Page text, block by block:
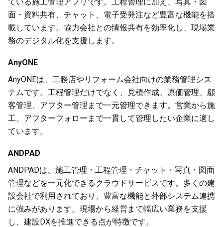
面・資料共有、チャット、電子受発注など豊富な機能を搭
載しています。協力会社との情報共有を効率化し、現場業
務のデジタル化を支援します。
AnyONE
AnyONEは、工務店やリフォーム会社向けの業務管理シス
テムです。工程管理だけでなく、見積作成、原価管理、顧
客管理、アフター管理まで一元管理できます。営業から施
工、アフターフォローまで一貫して管理したい企業に適し
ています。
ANDPAD
ANDPADは、施工管理・工程管理・チャット・写真・図面
管理などを一元化できるクラウドサービスです。多くの建
設会社で利用されており、豊富な機能と外部システム連携
に強みがあります。現場から経営まで幅広い業務を支援
し、建設DXを推進できる点が特徴です。